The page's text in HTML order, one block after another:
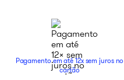
Pagamento em até 12x sem juros no
cartão